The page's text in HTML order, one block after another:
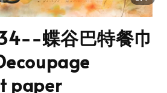
蝶谷巴特餐巾
paper